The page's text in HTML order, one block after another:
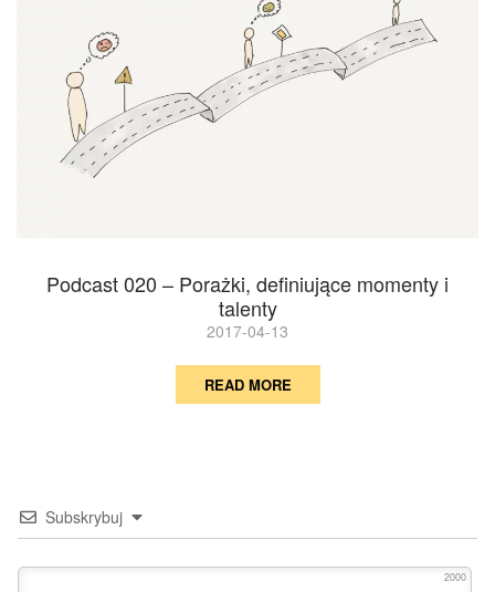
Podcast 020 – Porażki, definiujące momenty i
talenty
2017-04-13
READ MORE
Subskrybuj
2000